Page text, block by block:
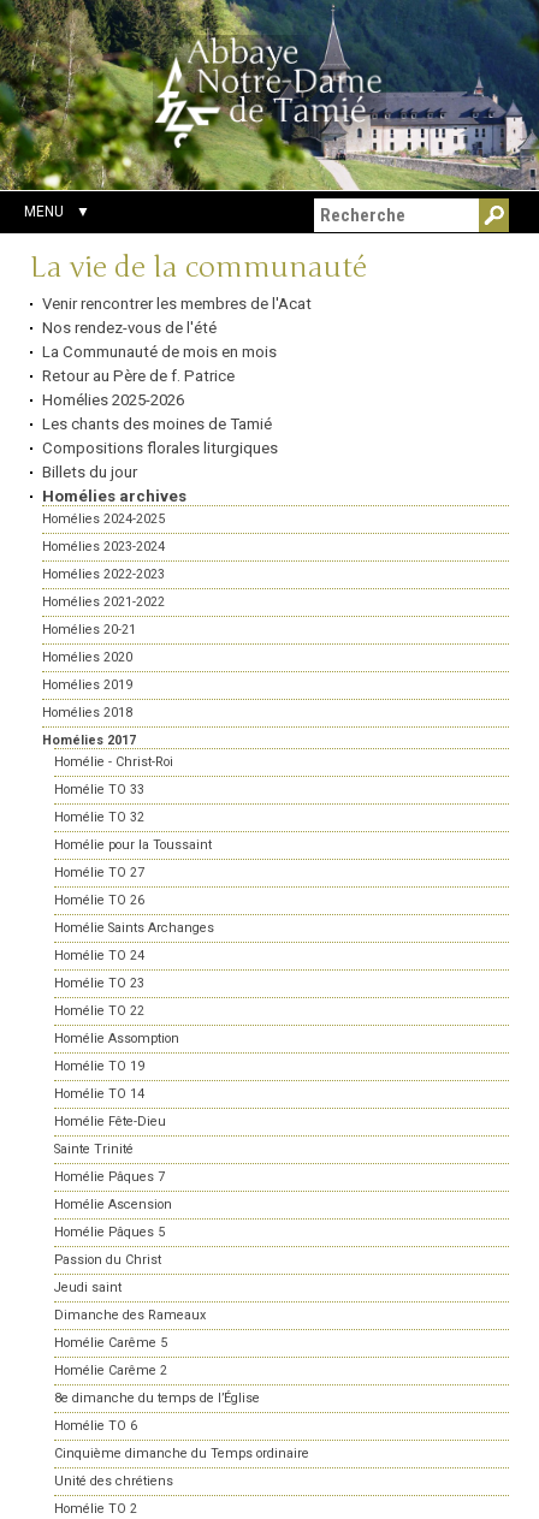
Aller
au
contenu.
|
Aller
à
la
navigation
Outils
personnels
Chercher par
Recherche
avancée…
MENU
Navigation
La vie de la communauté
Venir rencontrer les membres de l'Acat
Nos rendez-vous de l'été
La Communauté de mois en mois
Retour au Père de f. Patrice
Homélies 2025-2026
Les chants des moines de Tamié
Compositions florales liturgiques
Billets du jour
Homélies archives
Homélies 2024-2025
Homélies 2023-2024
Homélies 2022-2023
Homélies 2021-2022
Homélies 20-21
Homélies 2020
Homélies 2019
Homélies 2018
Homélies 2017
Homélie - Christ-Roi
Homélie TO 33
Homélie TO 32
Homélie pour la Toussaint
Homélie TO 27
Homélie TO 26
Homélie Saints Archanges
Homélie TO 24
Homélie TO 23
Homélie TO 22
Homélie Assomption
Homélie TO 19
Homélie TO 14
Homélie Fête-Dieu
Sainte Trinité
Homélie Pâques 7
Homélie Ascension
Homélie Pâques 5
Passion du Christ
Jeudi saint
Dimanche des Rameaux
Homélie Carême 5
Homélie Carême 2
8e dimanche du temps de l’Église
Homélie TO 6
Cinquième dimanche du Temps ordinaire
Unité des chrétiens
Homélie TO 2